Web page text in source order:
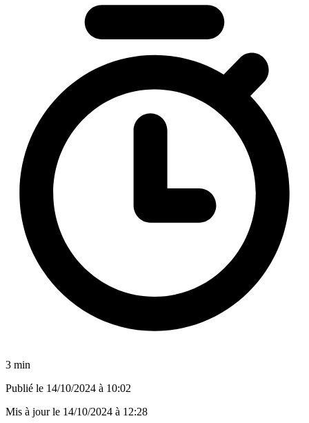
3 min
Publié le 14/10/2024 à 10:02
Mis à jour le 14/10/2024 à 12:28